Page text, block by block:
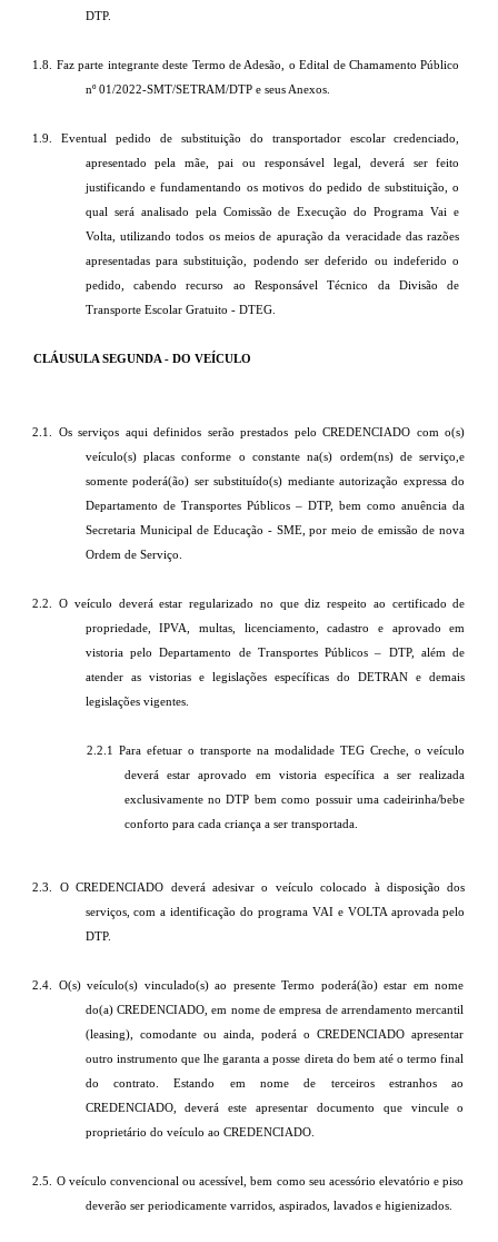
DTP.
1.8. Faz parte integrante deste Termo de Adesão, o Edital de Chamamento Público
nº 01/2022-SMT/SETRAM/DTP e seus Anexos.
1.9. Eventual pedido de substituição do transportador escolar credenciado,
apresentado pela mãe, pai ou responsável legal, deverá ser feito
justificando e fundamentando os motivos do pedido de substituição, o
qual será analisado pela Comissão de Execução do Programa Vai e
Volta, utilizando todos os meios de apuração da veracidade das razões
apresentadas para substituição, podendo ser deferido ou indeferido o
pedido, cabendo recurso ao Responsável Técnico da Divisão de
Transporte Escolar Gratuito - DTEG.
CLÁUSULA SEGUNDA - DO VEÍCULO
2.1. Os serviços aqui definidos serão prestados pelo CREDENCIADO com o(s)
veículo(s) placas conforme o constante na(s) ordem(ns) de serviço,e
somente poderá(ão) ser substituído(s) mediante autorização expressa do
Departamento de Transportes Públicos – DTP, bem como anuência da
Secretaria Municipal de Educação - SME, por meio de emissão de nova
Ordem de Serviço.
2.2. O veículo deverá estar regularizado no que diz respeito ao certificado de
propriedade, IPVA, multas, licenciamento, cadastro e aprovado em
vistoria pelo Departamento de Transportes Públicos – DTP, além de
atender as vistorias e legislações específicas do DETRAN e demais
legislações vigentes.
2.2.1Para efetuar o transporte na modalidade TEG Creche, o veículo
deverá estar aprovado em vistoria específica a ser realizada
exclusivamente no DTP bem como possuir uma cadeirinha/bebe
conforto para cada criança a ser transportada.
2.3. O CREDENCIADO deverá adesivar o veículo colocado à disposição dos
serviços, com a identificação do programa VAI e VOLTA aprovada pelo
DTP.
2.4. O(s) veículo(s) vinculado(s) ao presente Termo poderá(ão) estar em nome
do(a) CREDENCIADO, em nome de empresa de arrendamento mercantil
(leasing), comodante ou ainda, poderá o CREDENCIADO apresentar
outro instrumento que lhe garanta a posse direta do bem até o termo final
do contrato. Estando em nome de terceiros estranhos ao
CREDENCIADO, deverá este apresentar documento que vincule o
proprietário do veículo ao CREDENCIADO.
2.5. O veículo convencional ou acessível, bem como seu acessório elevatório e piso
deverão ser periodicamente varridos, aspirados, lavados e higienizados.